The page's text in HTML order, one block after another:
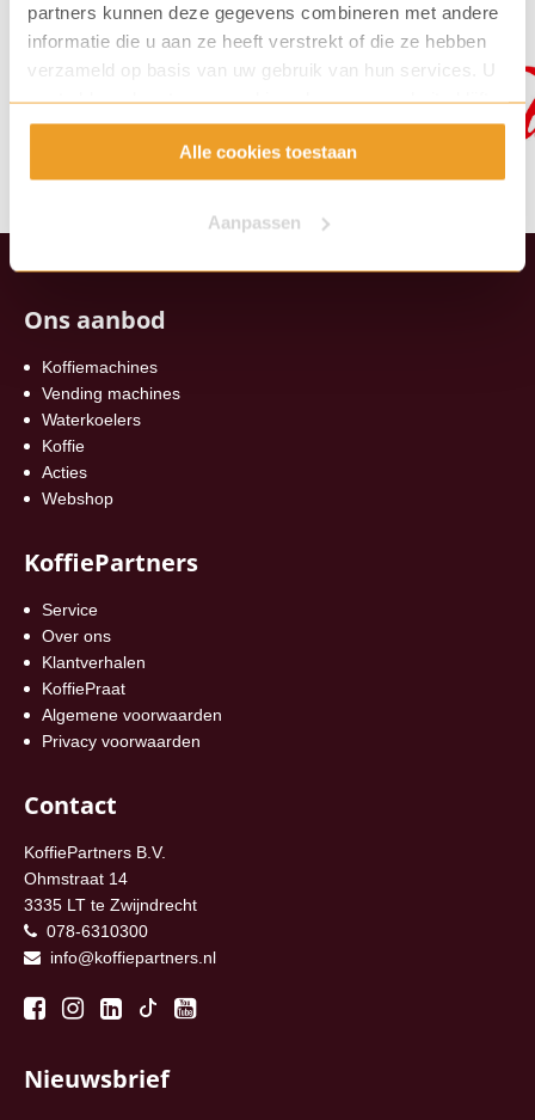
partners kunnen deze gegevens combineren met andere
informatie die u aan ze heeft verstrekt of die ze hebben
verzameld op basis van uw gebruik van hun services. U
gaat akkoord met onze cookies als u onze website blijft
gebruiken.
Alle cookies toestaan
Aanpassen
Ons aanbod
Koffiemachines
Vending machines
Waterkoelers
Koffie
Acties
Webshop
KoffiePartners
Service
Over ons
Klantverhalen
KoffiePraat
Algemene voorwaarden
Privacy voorwaarden
Contact
KoffiePartners B.V.
Ohmstraat 14
3335 LT te Zwijndrecht
078-6310300
info@koffiepartners.nl
Nieuwsbrief